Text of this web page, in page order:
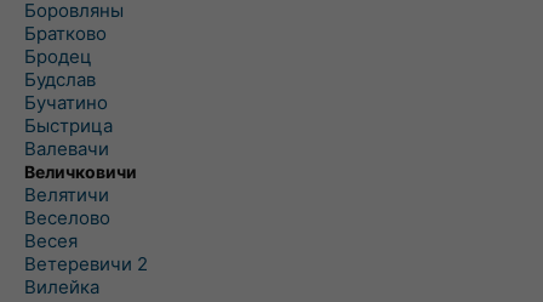
Боровляны
Братково
Бродец
Будслав
Бучатино
Быстрица
Валевачи
Величковичи
Велятичи
Веселово
Весея
Ветеревичи 2
Вилейка